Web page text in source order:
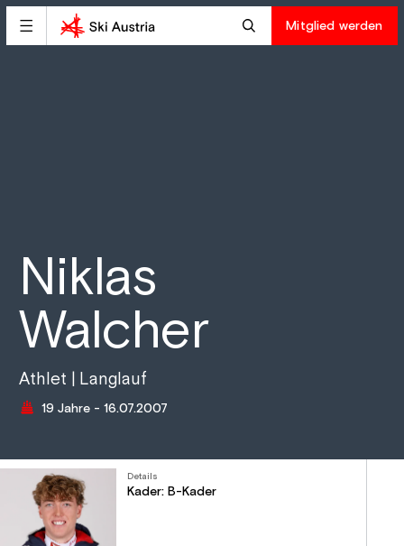
Mitglied werden
Niklas
Walcher
Athlet | Langlauf
19 Jahre - 16.07.2007
Details
Kader: B-Kader